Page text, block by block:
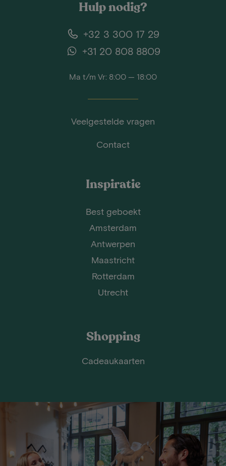
Hulp nodig?
+32 3 300 17 29
+31 20 808 8809
Ma t/m Vr: 8:00 — 18:00
Veelgestelde vragen
Contact
Inspiratie
Best geboekt
Amsterdam
Antwerpen
Maastricht
Rotterdam
Utrecht
Shopping
Cadeaukaarten